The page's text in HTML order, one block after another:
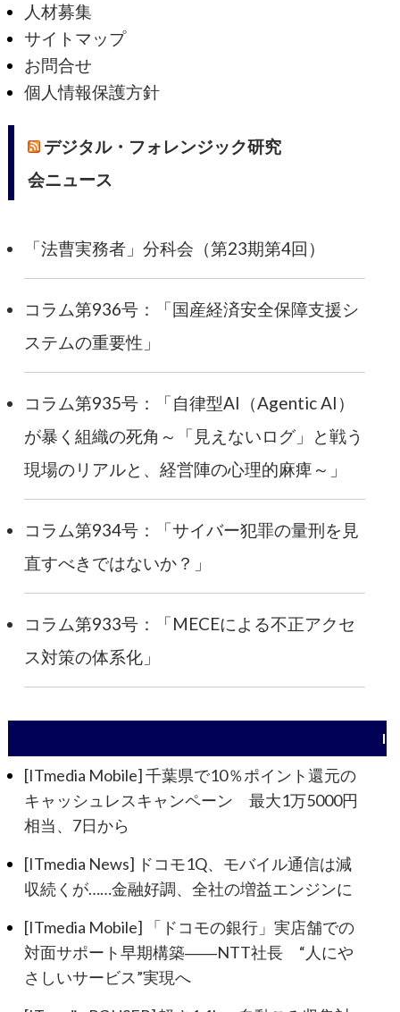
人材募集
サイトマップ
お問合せ
個人情報保護方針
デジタル・フォレンジック研究
会ニュース
「法曹実務者」分科会（第23期第4回）
コラム第936号：「国産経済安全保障支援シ
ステムの重要性」
コラム第935号：「自律型AI（Agentic AI）
が暴く組織の死角～「見えないログ」と戦う
現場のリアルと、経営陣の心理的麻痺～」
コラム第934号：「サイバー犯罪の量刑を見
直すべきではないか？」
コラム第933号：「MECEによる不正アクセ
ス対策の体系化」
IT
[ITmedia Mobile] 千葉県で10％ポイント還元の
キャッシュレスキャンペーン 最大1万5000円
相当、7日から
[ITmedia News] ドコモ1Q、モバイル通信は減
収続くが……金融好調、全社の増益エンジンに
[ITmedia Mobile] 「ドコモの銀行」実店舗での
対面サポート早期構築――NTT社長 “人にや
さしいサービス”実現へ